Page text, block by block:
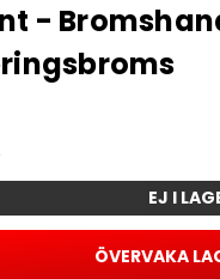
-
EJ I
ÖVERVAKA